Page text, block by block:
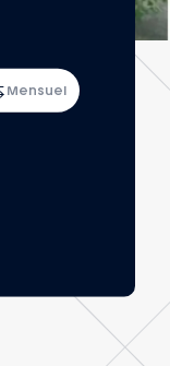
Mensuel